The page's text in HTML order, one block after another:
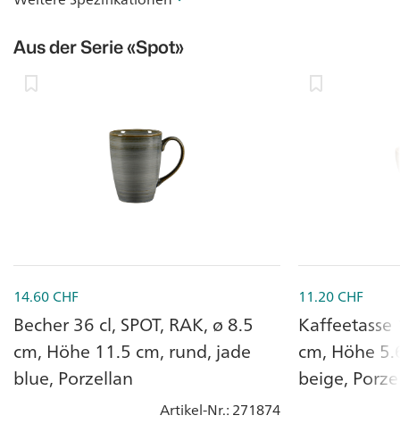
Aus der Serie«Spot»
14.60CHF
Becher 36 cl, SPOT, RAK, ø 8.5
cm, Höhe 11.5 cm, rund, jade
blue, Porzellan
Artikel-Nr.: 271874
11.20CHF
Kaffeetasse
cm, Höhe
beige,